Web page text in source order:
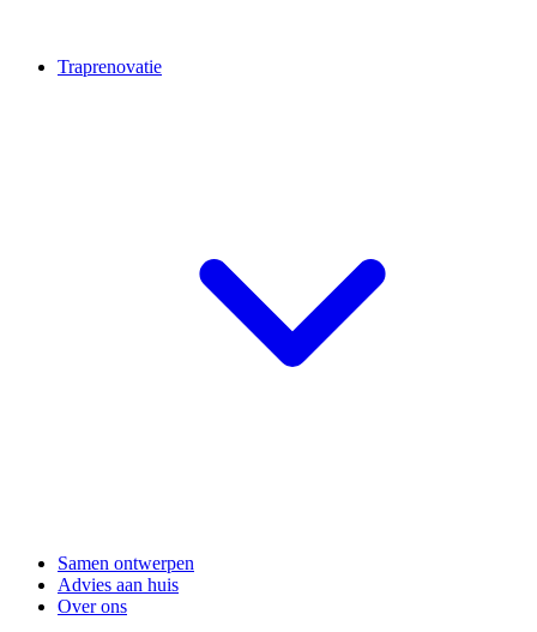
Traprenovatie
Samen ontwerpen
Advies aan huis
Over ons